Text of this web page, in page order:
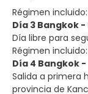
Régimen
Día 3 Bangkok
Día libre para
Régimen
Día 4 Bangkok
Salida a primera
provincia de